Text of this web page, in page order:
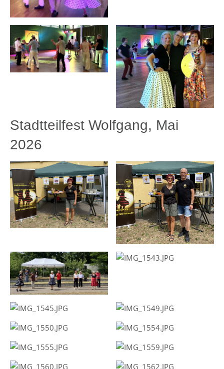
Stadtteilfest Wolfgang, Mai
2026